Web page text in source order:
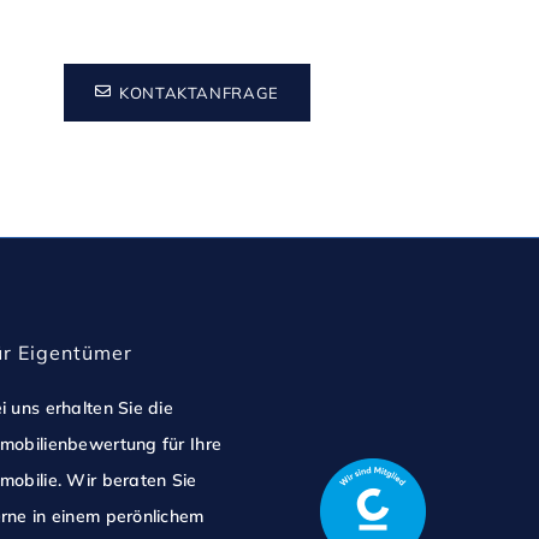
KONTAKTANFRAGE
Eigentümer
uns erhalten Sie die
für Ihre
Wir beraten Sie
in einem perönlichem